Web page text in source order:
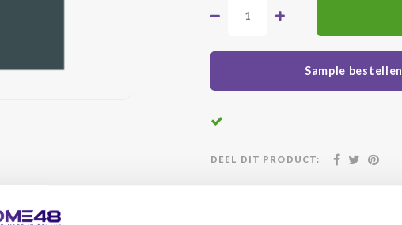
Sample bestellen
DEEL DIT PRODUCT: